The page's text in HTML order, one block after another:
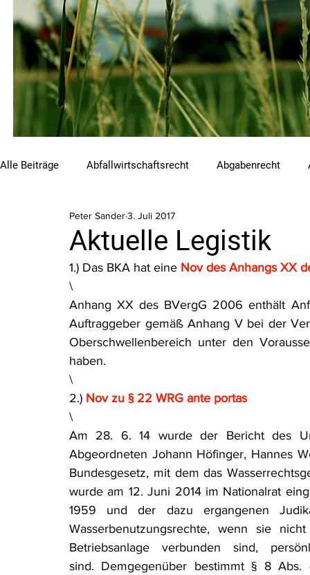
Alle Beiträge Abfallwirtschaftsrecht Abgabenrecht
Beihilfen und Förderungen
Luftreinhalterecht Naturschutzrecht
Rohstoffrecht (Umwelt-)Strafrecht Tierschutzrecht
Verfahrensrecht
Wasserrecht RDU Umwelt-Ausgabe Erdgas
Aktuelle Legistik
Peter Sander3. Juli 2017
1.) Das BKA hat eine Nov des Anhangs XX
\
Anhang XX des BVergG 2006 enthält
Auftraggeber gemäß Anhang V bei der
Oberschwellenbereich unter den
haben.
\
2.) Nov zu § 22 WRG ante portas
\
Am 28. 6. 14 wurde der Bericht des
Abgeordneten Johann Höfinger, Hannes
Bundesgesetz, mit dem das
wurde am 12. Juni 2014 im Nationalrat
1959 und der dazu ergangenen
Wasserbenutzungsrechte, wenn sie
Betriebsanlage verbunden sind,
sind. Demgegenüber bestimmt § 8